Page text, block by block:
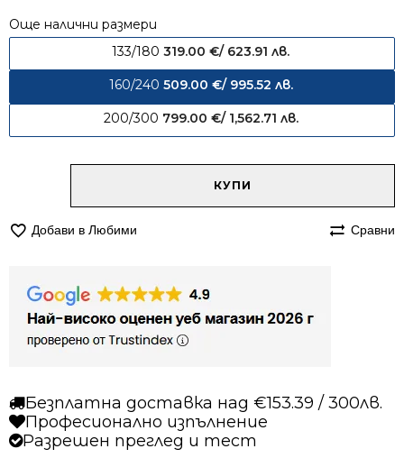
Още налични размери
133/180 319.00 €/ 623.91 лв.
160/240 509.00 €/ 995.52 лв.
200/300 799.00 €/ 1,562.71 лв.
160/240
КУПИ
Добави в Любими Сравни
Безплатна доставка над €153.39 / 300лв.
Професионално изпълнение
Разрешен преглед и тест